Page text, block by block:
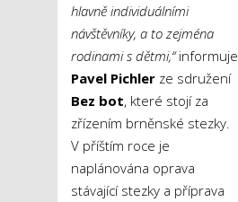
hlavně individuálními
návštěvníky, a to zejména
rodinami s dětmi,“informuje
Pavel Pichler ze sdružení
Bez bot, které stojí za
zřízením brněnské stezky.
V příštím roce je
naplánována oprava
stávající stezky a příprava